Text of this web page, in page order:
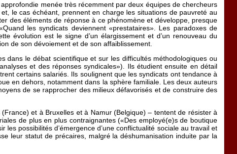
menée très récemment par deux équipes de chercheurs
le cas échéant, prennent en charge les situations de pauvreté au
des éléments de réponse à ce phénomène et développe, presque
les syndicats deviennent «prestataires». Les paradoxes de
évolution est le signe d’un élargissement et d’un renouveau du
de son dévoiement et de son affaiblissement.
dans le débat scientifique et sur les difficultés méthodologiques ou
et des réponses syndicales»). Ils étudient ensuite en détail
certains salariés. Ils soulignent que les syndicats ont tendance à
en dehors, notamment dans la sphère familiale. Les deux auteurs
de se rapprocher des milieux défavorisés et de construire des
et à Bruxelles et à Namur (Belgique) – tentent de résister à
de plus en plus contraignantes («Des employé(e)s de boutique
possibilités d’émergence d’une conflictualité sociale au travail et
leur statut de précaires, malgré la déshumanisation induite par la